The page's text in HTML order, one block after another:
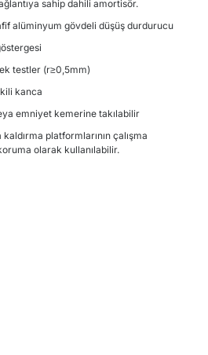
sahip dahili amortisör.
alüminyum gövdeli düşüş durdurucu
testler (r≥0,5mm)
kanca
emniyet kemerine takılabilir
platformlarının çalışma
olarak kullanılabilir.